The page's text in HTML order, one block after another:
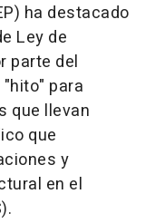
ha destacado
Ley de
parte del
para
que llevan
que
y
en el